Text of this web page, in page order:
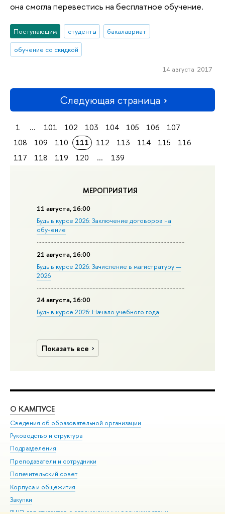
МЕРОПРИЯТИЯ
11 августа, 16:00
Будь в курсе 2026: Заключение договоров на
обучение
21 августа, 16:00
Будь в курсе 2026: Зачисление в магистратуру —
2026
24 августа, 16:00
Будь в курсе 2026: Начало учебного года
Показать все
она смогла перевестись на бесплатное обучение.
Поступающим студенты
бакалавриат
обучение со скидкой
14 августа 2017
Следующая страница
1 ... 101 102 103 104 105 106
107
108
109 110 111 112 113 114 115
116
117
118 119 120 ... 139
О КАМПУСЕ
Сведения об образовательной организации
Руководство и структура
Подразделения
Преподаватели и сотрудники
Попечительский совет
Корпуса и общежития
Закупки